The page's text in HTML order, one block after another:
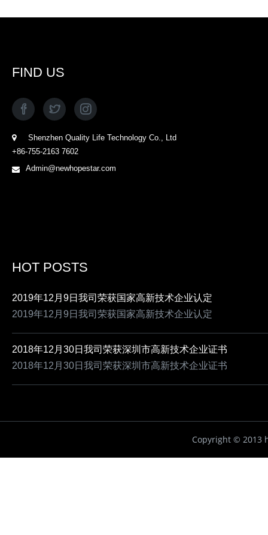
FIND US
Shenzhen Quality Life Technology Co., Ltd
+86-755-2163 7602
Admin@newhopestar.com
HOT POSTS
2019年12月9日我司荣获国家高新技术企业认定
2019年12月9日我司荣获国家高新技术企业认定
2018年12月30日我司荣获深圳市高新技术企业证书
2018年12月30日我司荣获深圳市高新技术企业证书
Copyright © 2013